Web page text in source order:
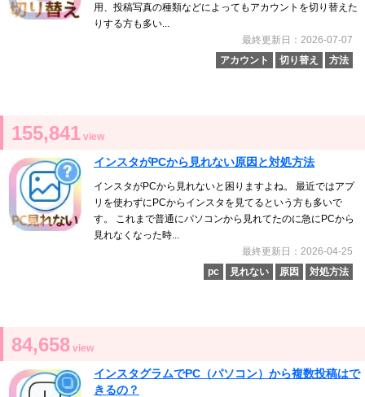
用、投稿写真の種類などによってもアカウントを切り替えた
りする方も多い...
最終更新日：2026-07-07
アカウント
切り替え 方法
155,841 view
インスタがPCから見れない原因と対処方法
インスタがPCから見れないと困りますよね。 最近ではアプ
リを使わずにPCからインスタを見てるという方も多いで
す。 これまで普通にパソコンから見れてたのに急にPCから
見れなくなった時...
最終更新日：2026-04-25
pc
見れない 原因 対処方法
84,658 view
インスタグラムでPC（パソコン）から複数投稿はで
きるの？